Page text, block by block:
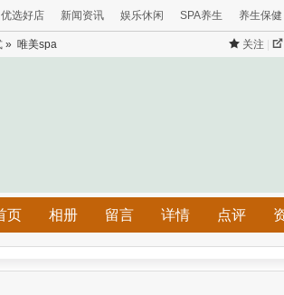
优选好店 新闻资讯 娱乐休闲 SPA养生 养生保健
关注
» 唯美spa
页 相册 留言 详情 点评